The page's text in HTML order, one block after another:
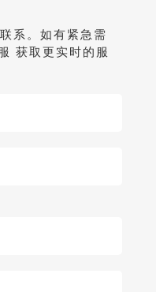
系。如有紧急需
获取更实时的服